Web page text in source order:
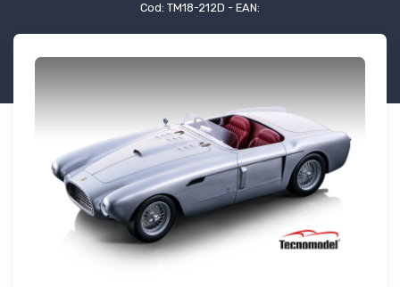
Cod: TM18-212D - EAN: